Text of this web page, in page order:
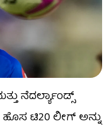
ನೆದರ್ಲ್ಯಾಂಡ್ಸ್
ಟಿ20 ಲೀಗ್ ಅನ್ನು